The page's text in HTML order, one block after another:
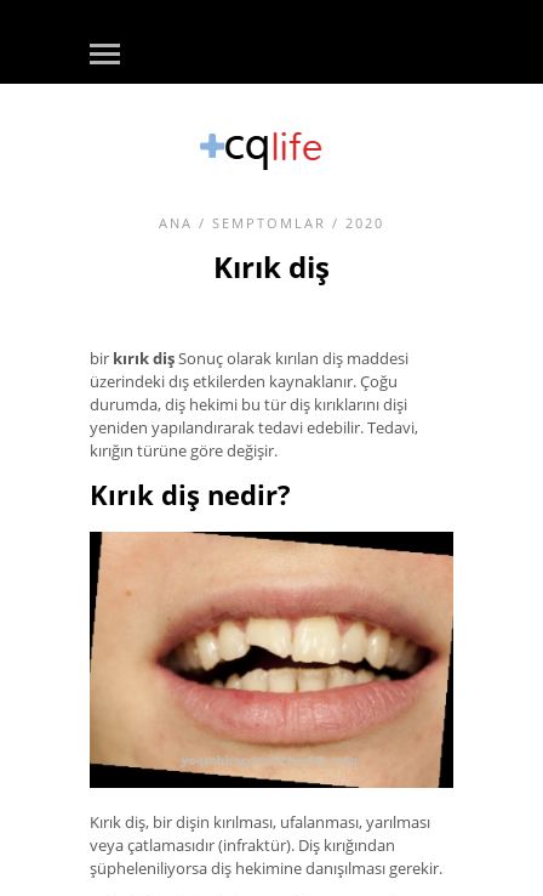
ANA / SEMPTOMLAR / 2020
Kırık diş
bir kırık dişSonuç olarak kırılan diş maddesi
üzerindeki dış etkilerden kaynaklanır. Çoğu
durumda, diş hekimi bu tür diş kırıklarını dişi
yeniden yapılandırarak tedavi edebilir. Tedavi,
kırığın türüne göre değişir.
Kırık diş nedir?
Kırık diş, bir dişin kırılması, ufalanması, yarılması
veya çatlamasıdır (infraktür). Diş kırığından
şüpheleniliyorsa diş hekimine danışılması gerekir.